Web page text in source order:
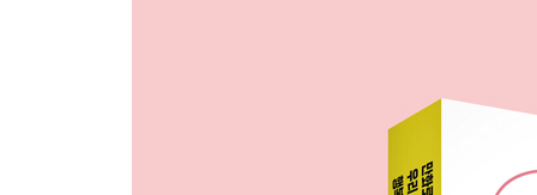
해설 모른다고 대답하는 이유는 다양합니다
해설 또래 친구들이 아니라 TV 아나운서의 말투